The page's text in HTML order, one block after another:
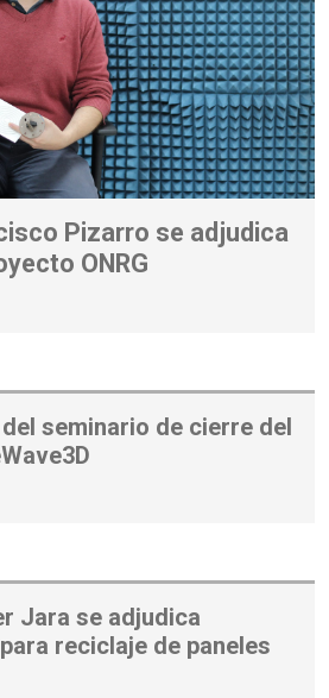
Pizarro se adjudica
ONRG
seminario de cierre del
Jara se adjudica
reciclaje de paneles